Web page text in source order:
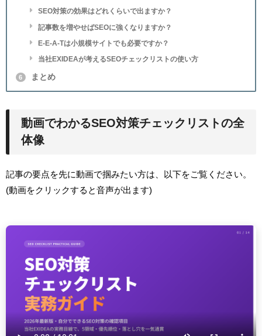
SEO対策の効果はどれくらいで出ますか？
記事数を増やせばSEOに強くなりますか？
E-E-A-Tは小規模サイトでも必要ですか？
当社EXIDEAが考えるSEOチェックリストの使い方
6 まとめ
動画でわかるSEO対策チェックリストの全
体像
記事の要点を先に動画で掴みたい方は、以下をご覧ください。
(動画をクリックすると音声が出ます)